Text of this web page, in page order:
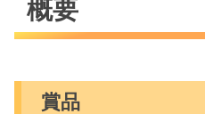
概要
賞品